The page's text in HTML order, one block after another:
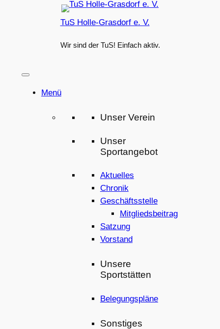
TuS Holle-Grasdorf e. V.
Wir sind der TuS! Einfach aktiv.
Menü
Unser Verein
Unser
Sportangebot
Aktuelles
Chronik
Geschäftsstelle
Mitgliedsbeitrag
Satzung
Vorstand
Unsere
Sportstätten
Belegungspläne
Sonstiges